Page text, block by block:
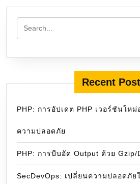
Recent
PHP: การอัปเดต PHP เวอร์ชันใหม่
ความปลอดภัย
PHP: การบีบอัด Output ด้วย Gzip/
SecDevOps: เปลี่ยนความปลอดภัย